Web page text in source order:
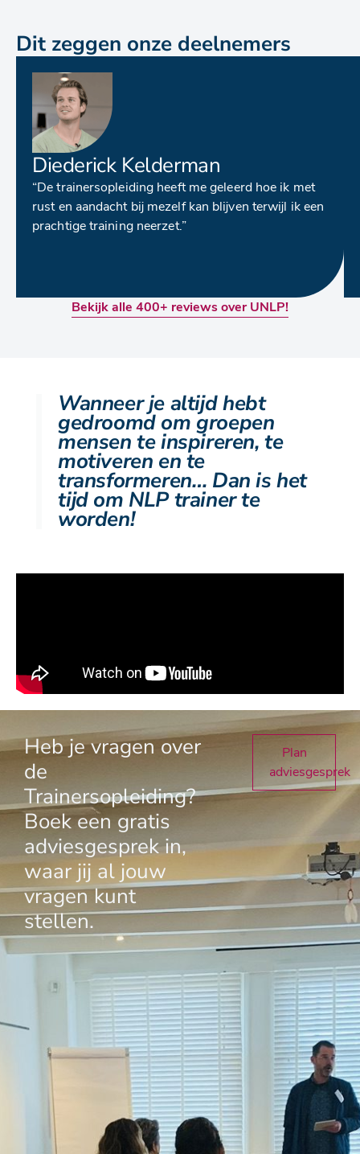
Dit zeggen onze deelnemers
Diederick Kelderman
“De trainersopleiding heeft me geleerd hoe ik met
rust en aandacht bij mezelf kan blijven terwijl ik een
prachtige training neerzet.”
Bekijk alle 400+ reviews over UNLP!
Wanneer je altijd hebt
gedroomd om groepen
mensen te inspireren, te
motiveren en te
transformeren… Dan is het
tijd om NLP trainer te
worden!
Heb je vragen over
de
Trainersopleiding?
Boek een gratis
adviesgesprek in,
waar jij al jouw
vragen kunt
stellen.
Plan
adviesgesprek